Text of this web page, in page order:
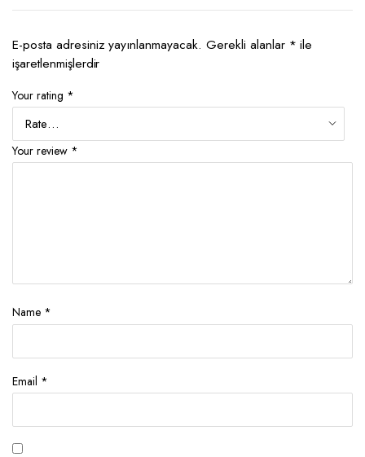
E-posta adresiniz yayınlanmayacak. Gerekli alanlar * ile
işaretlenmişlerdir
Your rating *
Your review *
Name *
Email *